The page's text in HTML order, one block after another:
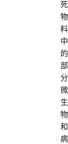
死
物
料
中
的
部
分
微
生
物
和
病